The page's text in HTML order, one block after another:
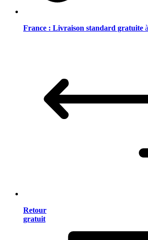
France : Livraison standard gratuite
Retour
gratuit